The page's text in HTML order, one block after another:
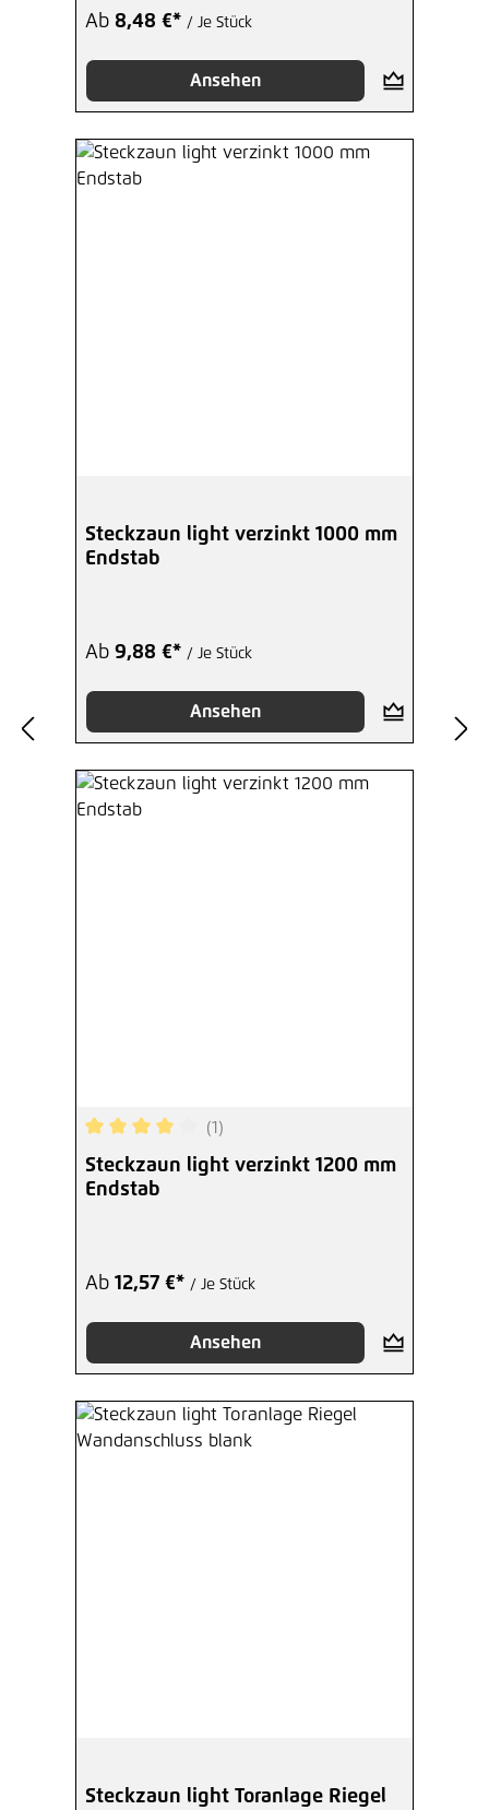
Ab 8,48 €* / Je Stück
Ansehen
Steckzaun light verzinkt 1000 mm
Endstab
Ab 9,88 €* / Je Stück
Ansehen
Durchschnittliche Bewertung von 4 von 5
(1)
Steckzaun light verzinkt 1200 mm
Endstab
Ab 12,57 €* / Je Stück
Ansehen
Steckzaun light Toranlage Riegel